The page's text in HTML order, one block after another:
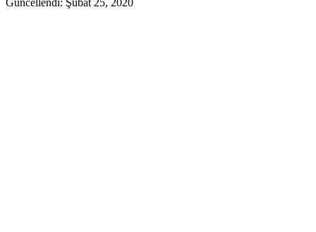
Güncellendi: Şubat 25, 2020